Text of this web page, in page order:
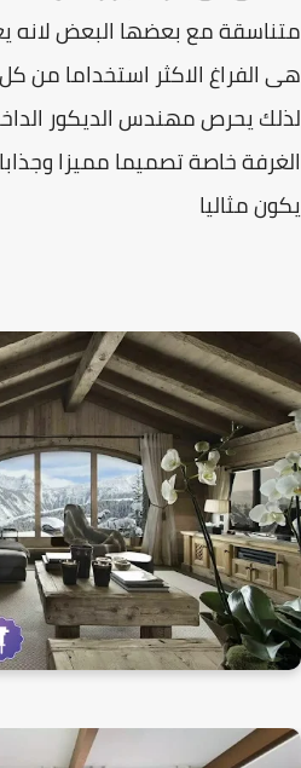
مع بعضها البعض لانه
الاكثر استخداما من كل
يحرص مهندس الديكور
خاصة تصميما مميزا وجذابا
مثاليا